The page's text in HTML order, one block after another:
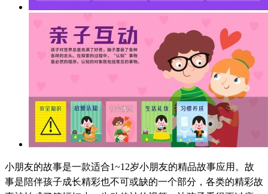
小朋友的故事是一款适合1~12岁小朋友的精品故事应用。故
事是陪伴孩子成长精彩也不可或缺的一个部分，各类的精彩故